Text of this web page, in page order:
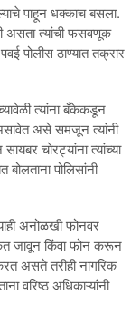
पाहून धक्काच बसला.
असता त्यांची फसवणूक
पोलीस ठाण्यात तक्रार
त्यांना बँकेकडून
असे समजून त्यांनी
चोरट्यांना त्यांच्या
पोलिसांनी
अनोळखी फोनवर
जावून किंवा फोन करून
असते तरीही नागरिक
वरिष्ठ अधिकाऱ्यांनी